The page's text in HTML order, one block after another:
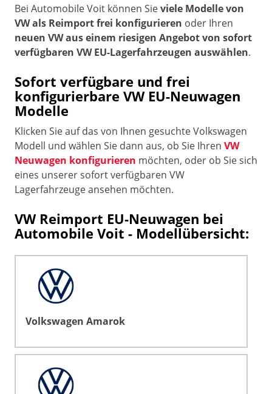
Bei Automobile Voit können Sieviele Modelle von
VW als Reimport frei konfigurieren oder Ihren
neuen VW aus einem riesigen Angebot von sofort
verfügbaren VW EU-Lagerfahrzeugen auswählen.
Sofort verfügbare und frei
konfigurierbare VW EU-Neuwagen
Modelle
Klicken Sie auf das von Ihnen gesuchte Volkswagen
Modell und wählen Sie dann aus, ob Sie Ihren VW
Neuwagen konfigurieren möchten, oder ob Sie sich
eines unserer sofort verfügbaren VW
Lagerfahrzeuge ansehen möchten.
VW Reimport EU-Neuwagen bei
Automobile Voit - Modellübersicht:
Volkswagen Amarok